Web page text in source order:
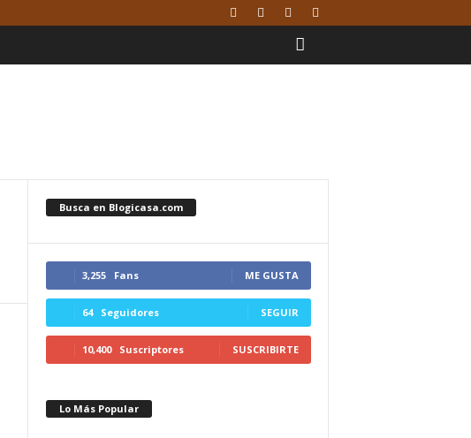
Busca en Blogicasa.com
3,255 Fans ME GUSTA
64 Seguidores SEGUIR
10,400 Suscriptores SUSCRIBIRTE
Lo Más Popular